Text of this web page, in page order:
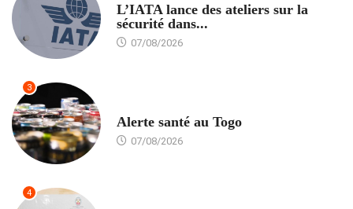
L’IATA lance des ateliers sur la
sécurité dans...
07/08/2026
3
Alerte santé au Togo
07/08/2026
4